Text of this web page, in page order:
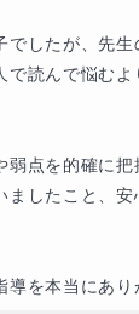
力を養うた
提供してい
嗅覚 ”は、
したが、先生
読んで悩む
点を的確に
したこと、
を本当にあり